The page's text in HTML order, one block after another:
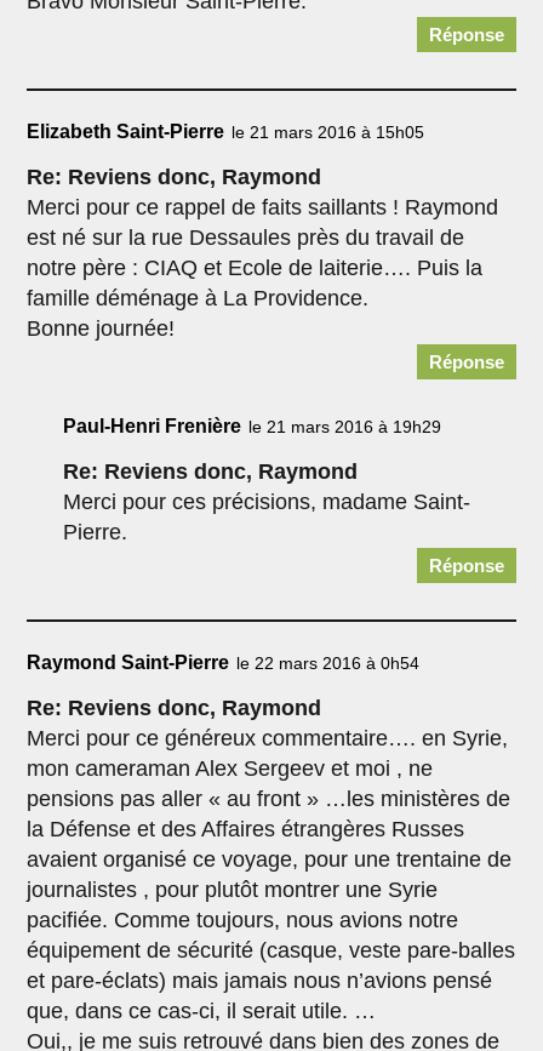
Réponse
Elizabeth Saint-Pierre le 21 mars 2016 à 15h05
Re: Reviens donc, Raymond
Merci pour ce rappel de faits saillants ! Raymond
est né sur la rue Dessaules près du travail de
notre père : CIAQ et Ecole de laiterie…. Puis la
famille déménage à La Providence.
Bonne journée!
Réponse
Paul-Henri Frenière le 21 mars 2016 à 19h29
Re: Reviens donc, Raymond
Merci pour ces précisions, madame Saint-
Pierre.
Réponse
Raymond Saint-Pierre le 22 mars 2016 à 0h54
Re: Reviens donc, Raymond
Merci pour ce généreux commentaire…. en Syrie,
mon cameraman Alex Sergeev et moi , ne
pensions pas aller « au front » …les ministères de
la Défense et des Affaires étrangères Russes
avaient organisé ce voyage, pour une trentaine de
journalistes , pour plutôt montrer une Syrie
pacifiée. Comme toujours, nous avions notre
équipement de sécurité (casque, veste pare-balles
et pare-éclats) mais jamais nous n’avions pensé
que, dans ce cas-ci, il serait utile. …
Oui,, je me suis retrouvé dans bien des zones de